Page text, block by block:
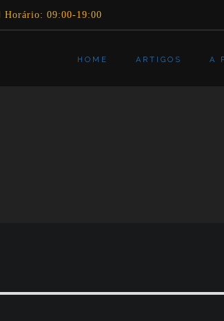
Horário: 09:00-19:00
HOME ARTIGOS A